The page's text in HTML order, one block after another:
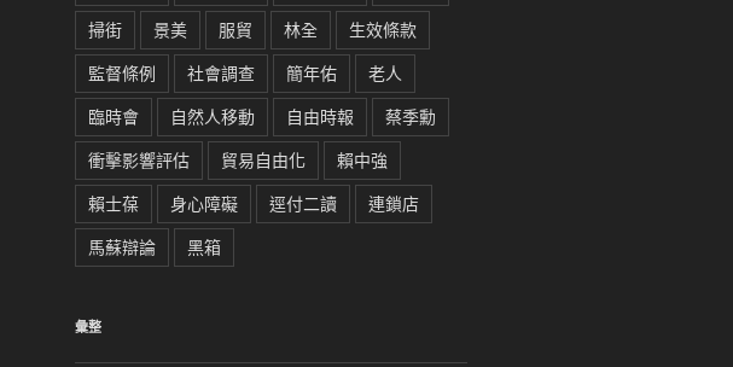
掃街
景美 服貿 林全
生效條款
監督條例
社會調查 簡年佑
老人
臨時會
自然人移動 自由時報
蔡季勳
衝擊影響評估
貿易自由化
賴中強
賴士葆
身心障礙 逕付二讀
連鎖店
馬蘇辯論
黑箱
彙整